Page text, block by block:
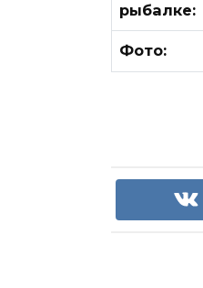
рыбалке:
Фото: